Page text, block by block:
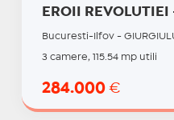
EROII
Bucuresti-Ilfov -
3 camere, 115.54 mp utili
284.000 €